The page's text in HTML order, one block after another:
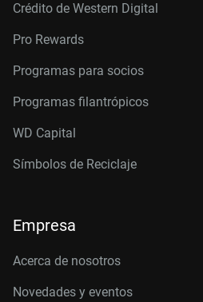
Crédito de Western Digital
Pro Rewards
Programas para socios
Programas filantrópicos
WD Capital
Símbolos de Reciclaje
Empresa
Acerca de nosotros
Novedades y eventos